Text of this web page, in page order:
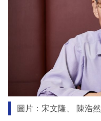
圖片：宋文隆、 陳浩然